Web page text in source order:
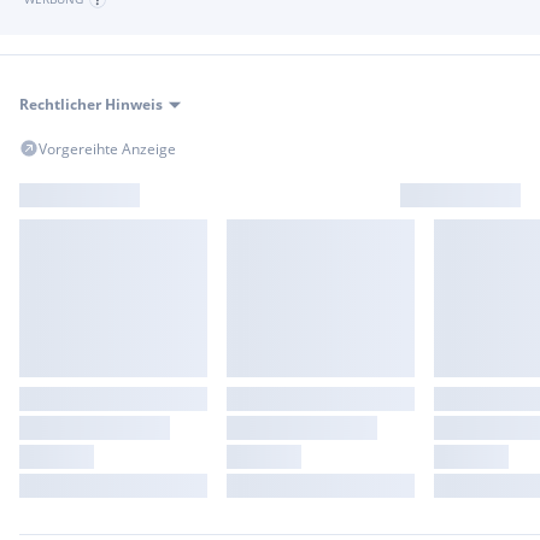
Federung vorne: Hydraulisch gedämpftes Federbein
Bereifung vorne: 25x8.00 R12
Sitze: 2
Höhe: 1.320 mm
Lenkerschloss: Ja
Handprotektoren: Ja
Rückenlehne: Ja
Gepäckträger: Vorne Hinten
Rechtlicher Hinweis
Vorgereihte Anzeige